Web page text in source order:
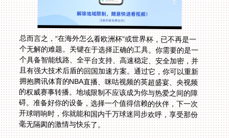
总而言之，“在海外怎么看欧洲杯”或世界杯，已不再是一
个无解的难题。关键在于选择正确的工具。你需要的是一
个具备智能线路、全平台支持、高速稳定、安全加密，并
且有强大技术后盾的回国加速方案。通过它，你可以重新
拥抱腾讯体育的NBA直播、咪咕视频的英超盛宴、央视频
的权威赛事转播。地域限制不应该成为你与热爱之间的障
碍。准备好你的设备，选择一个值得信赖的伙伴，下一次
开球哨响时，你就能和国内千万球迷同步欢呼，享受那份
毫无隔阂的激情与快乐了。